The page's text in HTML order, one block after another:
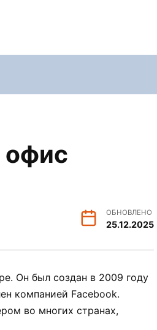
офис
ОБНОВЛЕНО
25.12.2025
Он был создан в 2009 году
компанией Facebook.
во многих странах,